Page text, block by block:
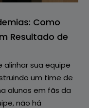
Como
Resultado de
alinhar sua equipe
um time de
alunos em fãs da
não há